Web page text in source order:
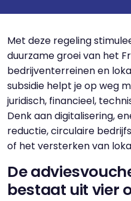
Met deze regeling
duurzame groei van het
bedrijventerreinen en
subsidie helpt je op weg
juridisch, financieel,
Denk aan digitalisering,
reductie, circulaire
of het versterken van
De
bestaat uit vier